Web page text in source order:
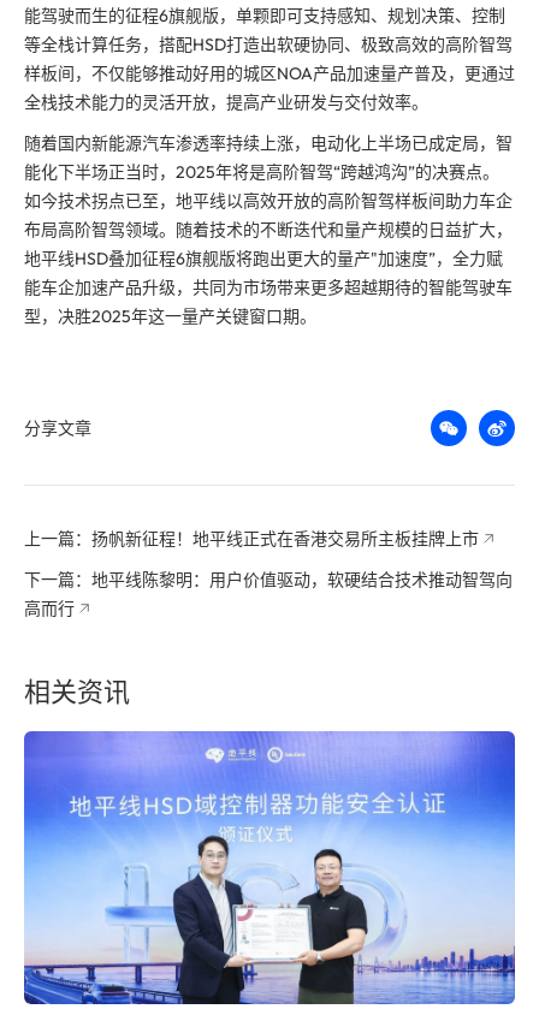
能驾驶而生的征程6旗舰版，单颗即可支持感知、规划决策、控制
等全栈计算任务，搭配HSD打造出软硬协同、 极致高效的高阶智驾
样板间，不仅能够推动好用的城区NOA产品加速量产普及，更通过
全栈技术能力的灵活开放，提高产业研发与交付效率。
随着国内新能源汽车渗透率持续上涨，电动化上半场已成定局，智
能化下半场正当时，2025年将是高阶智驾“跨越鸿沟”的决赛点。
如今技术拐点已至，地平线以高效开放的高阶智驾样板间助力车企
布局高阶智驾领域。随着技术的不断迭代和量产规模的日益扩大，
地平线HSD叠加征程6旗舰版将跑出更大的量产"加速度”，全力赋
能车企加速产品升级，共同为市场带来更多超越期待的智能驾驶车
型，决胜2025年这一量产关键窗口期。
分享文章
上一篇：扬帆新征程！地平线正式在香港交易所主板挂牌上市
下一篇：地平线陈黎明：用户价值驱动，软硬结合技术推动智驾向
高而行
相关资讯